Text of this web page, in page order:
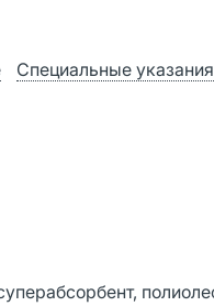
Специальные указания